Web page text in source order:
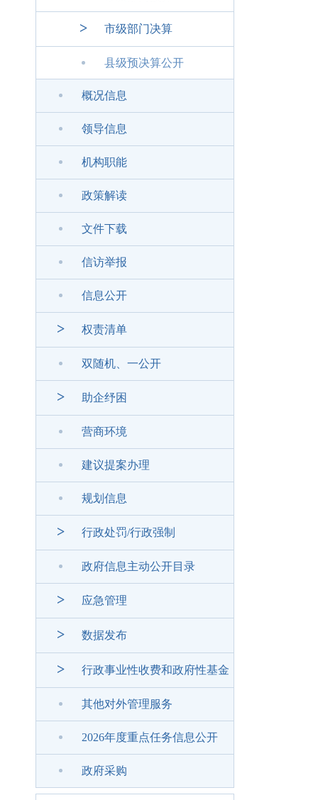
> 市级部门决算
县级预决算公开
概况信息
领导信息
机构职能
政策解读
文件下载
信访举报
信息公开
> 权责清单
双随机、一公开
> 助企纾困
营商环境
建议提案办理
规划信息
> 行政处罚/行政强制
政府信息主动公开目录
> 应急管理
> 数据发布
> 行政事业性收费和政府性基金
其他对外管理服务
2026年度重点任务信息公开
政府采购